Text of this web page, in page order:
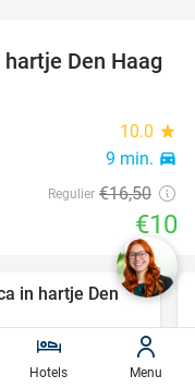
39%
Den Haag
10.0 star
9 min. directions_car
Regulier €16,50
€10
47%
in hartje Den
Hotels Menu